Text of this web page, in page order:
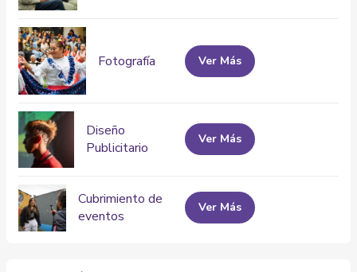
Fotografía Ver Más
Diseño
Publicitario
Ver Más
Cubrimiento de
eventos
Ver Más